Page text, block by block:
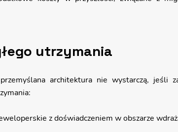
utrzymania
architektura nie wystarczą, jeśli
z doświadczeniem w obszarze